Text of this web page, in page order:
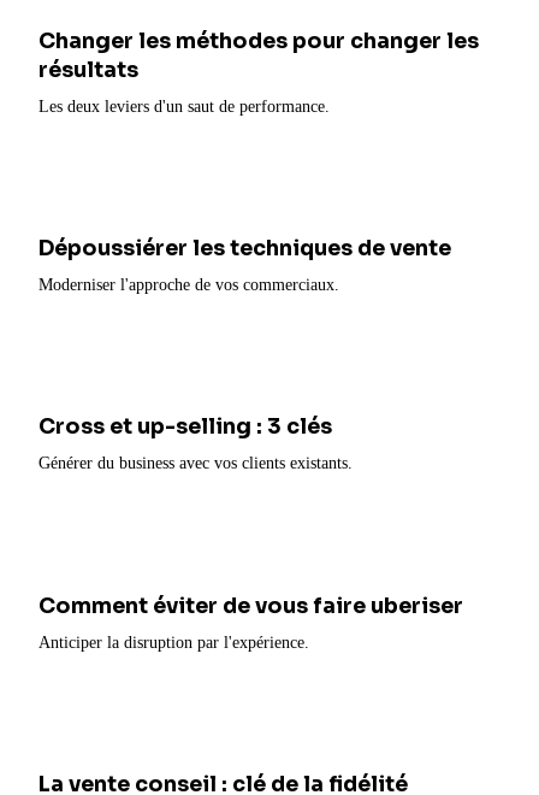
Changer les méthodes pour changer les
résultats
Les deux leviers d'un saut de performance.
Dépoussiérer les techniques de vente
Moderniser l'approche de vos commerciaux.
Cross et up-selling : 3 clés
Générer du business avec vos clients existants.
Comment éviter de vous faire uberiser
Anticiper la disruption par l'expérience.
La vente conseil : clé de la fidélité